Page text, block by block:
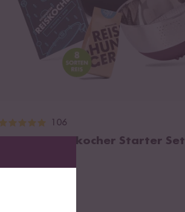
106
Digitaler Reiskocher Starter Set